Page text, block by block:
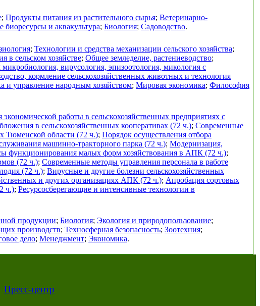
; Продукты питания из растительного сырья; Ветеринарно-
биоресурсы и аквакультура; Биология; Садоводство.
; Технологии и средства механизации сельского хозяйства;
в сельском хозяйстве; Общее земледелие, растениеводство;
вирусология, эпизоотология, микология с
кормление сельскохозяйственных животных и технология
и управление народным хозяйством; Мировая экономика; Философия
экономической работы в сельскохозяйственных предприятиях с
в сельскохозяйственных кооперативах (72 ч.); Современные
Тюменской области (72 ч.); Порядок осуществления отбора
машинно-тракторного парка (72 ч.); Модернизация,
функционирования малых форм хозяйствования в АПК (72 ч.);
(72 ч.); Современные методы управления персонала в работе
(72 ч.); Вирусные и другие болезни сельскохозяйственных
и других организациях АПК (72 ч.); Апробация сортовых
ч.); Ресурсосберегающие и интенсивные технологии в
продукции; Биология; Экология и природопользование;
производств; Техносферная безопасность; Зоотехния;
дело; Менеджмент; Экономика.
Пресс-центр